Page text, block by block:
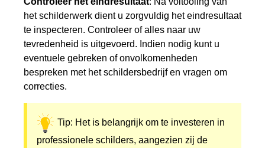
het schilderwerk dient u zorgvuldig het eindresultaat
te inspecteren. Controleer of alles naar uw
tevredenheid is uitgevoerd. Indien nodig kunt u
eventuele gebreken of onvolkomenheden
bespreken met het schildersbedrijf en vragen om
correcties.
Tip: Het is belangrijk om te investeren in
professionele schilders, aangezien zij de